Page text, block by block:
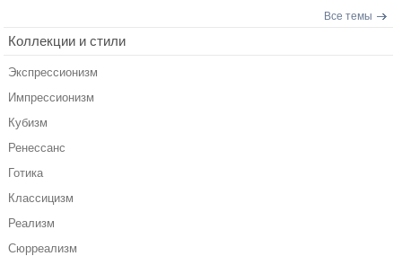
Все темы
Коллекции и стили
Экспрессионизм
Импрессионизм
Кубизм
Ренессанс
Готика
Классицизм
Реализм
Сюрреализм